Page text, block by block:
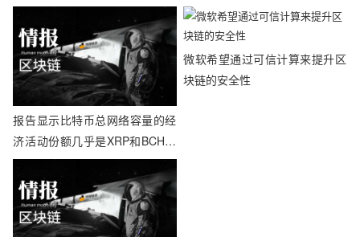
报告显示比特币总网络容量的经
济活动份额几乎是XRP和BCH两
倍
微软希望通过可信计算来提升区
块链的安全性